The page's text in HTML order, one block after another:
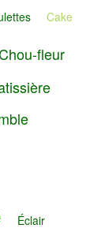
Cake
fleur
Éclair